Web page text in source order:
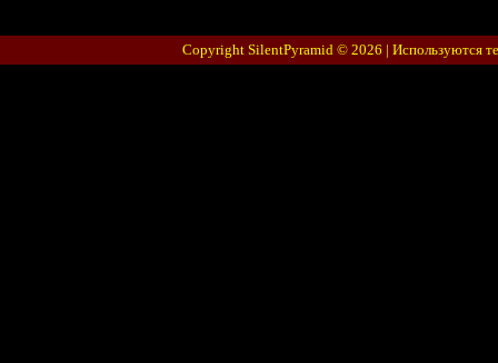
Copyright SilentPyramid © 2026 | Используются